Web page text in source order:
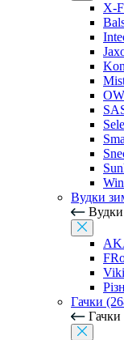
X-
Вудки
Вудки
Гачки
Гачки